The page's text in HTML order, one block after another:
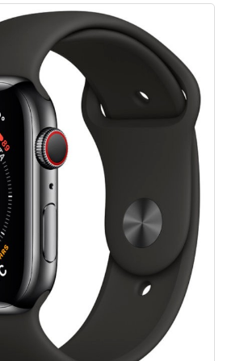
khẩn cấp
cấp có hỗ trợ ở Việt Nam, và đặc biệt
đi du lịch. Apple Watch sẽ định vị bạn
hộ của địa phương đó khi bật SOS.
phương không được hỗ trợ, tham